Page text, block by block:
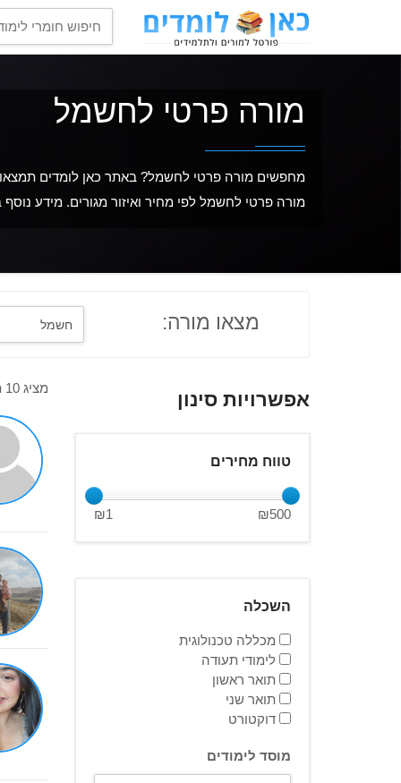
מורה פרטי לחשמל
מחפשים מורה פרטי לחשמל? באתר כאן לומדים
מורה פרטי לחשמל לפי מחיר ואיזור מגורים. מידע
מצאו מורה:
אפשרויות סינון
טווח מחירים
₪1 ₪500
השכלה
מכללה טכנולוגית
לימודי תעודה
תואר ראשון
תואר שני
דוקטורט
מוסד לימודים
מציג 10 תוצאות מתוך 26